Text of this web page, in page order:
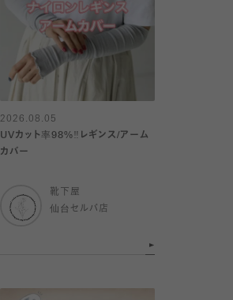
2026.08.05
UVカット率98%‼︎レギンス/アーム
カバー
靴下屋
仙台セルバ店